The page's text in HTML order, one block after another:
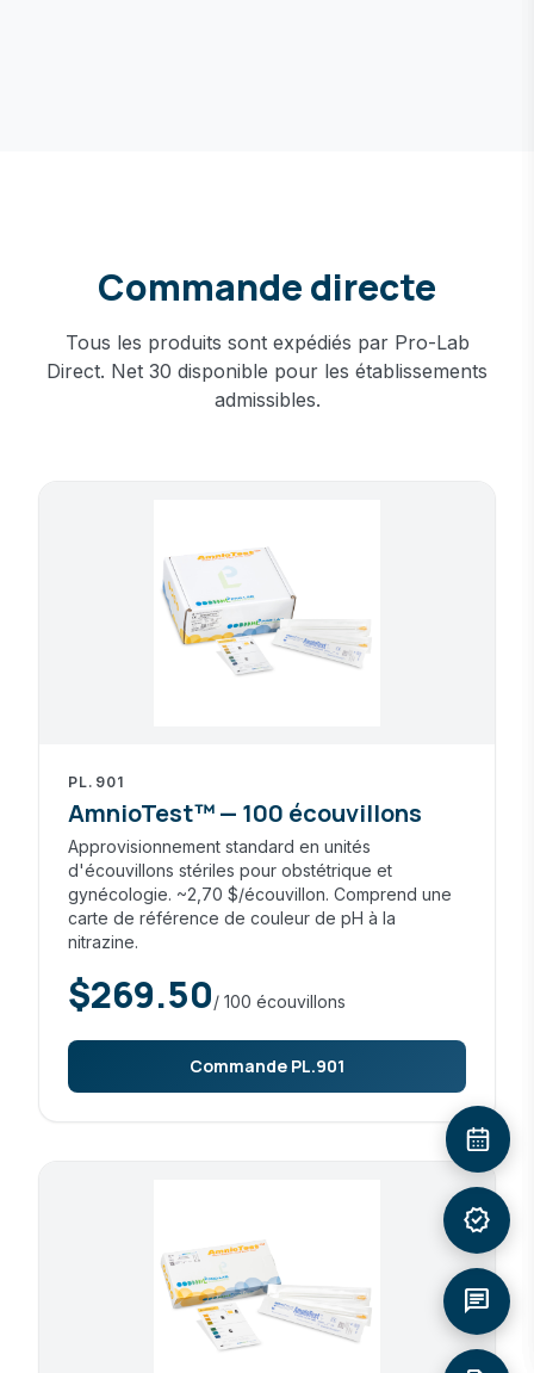
Commande directe
Tous les produits sont expédiés par Pro-Lab
Direct. Net 30 disponible pour les établissements
admissibles.
PL.901
AmnioTest™ — 100 écouvillons
Approvisionnement standard en unités
d'écouvillons stériles pour obstétrique et
gynécologie. ~2,70 $/écouvillon. Comprend une
carte de référence de couleur de pH à la
nitrazine.
$269.50/ 100 écouvillons
Commande PL.901
chat
AmnioTest™
verified